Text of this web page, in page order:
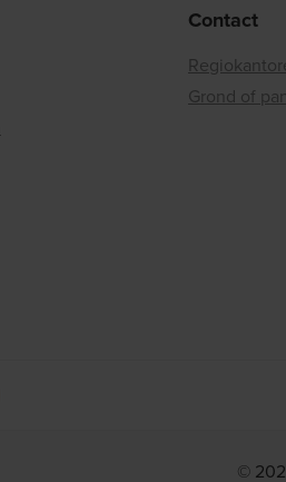
Contact
Grond of
©